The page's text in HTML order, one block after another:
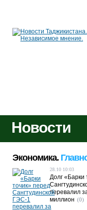
Новости
Экономика.
28.10 10:03
Долг «Барки
перевалил
миллион (0)